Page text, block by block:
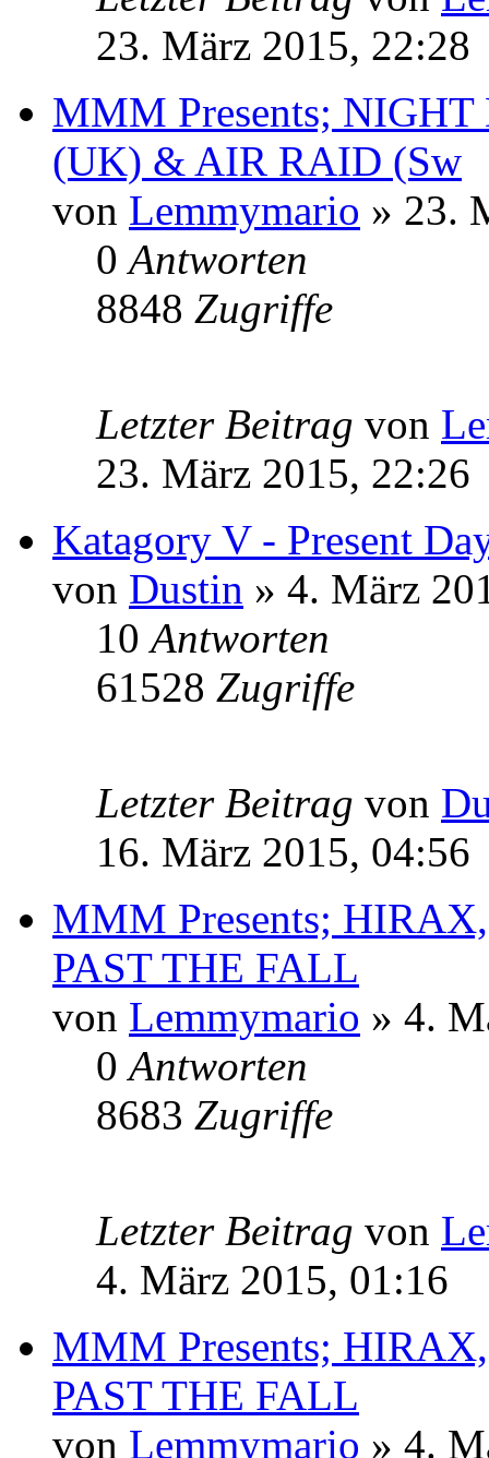
23. März 2015, 22:28
MMM Presents;
(UK) & AIR RAID (Sw
von Lemmymario » 23.
0Antworten
8848 Zugriffe
Letzter Beitrag von
23. März 2015, 22:26
Katagory V - Present
von Dustin » 4. März
10Antworten
61528 Zugriffe
Letzter Beitrag von
16. März 2015, 04:56
MMM Presents;
PAST THE FALL
von Lemmymario » 4.
0Antworten
8683 Zugriffe
Letzter Beitrag von
4. März 2015, 01:16
MMM Presents;
PAST THE FALL
von Lemmymario » 4.